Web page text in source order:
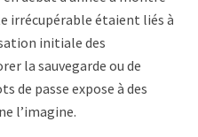
irrécupérable étaient liés à
initiale des
la sauvegarde ou de
de passe expose à des
l’imagine.